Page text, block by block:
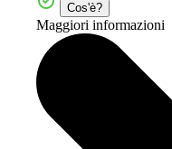
Cos'è?
Maggiori informazioni